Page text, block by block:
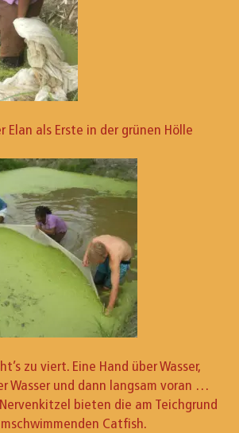
als Erste in der grünen Hölle
zu viert. Eine Hand über Wasser,
Wasser und dann langsam voran …
bieten die am Teichgrund
Catfish.